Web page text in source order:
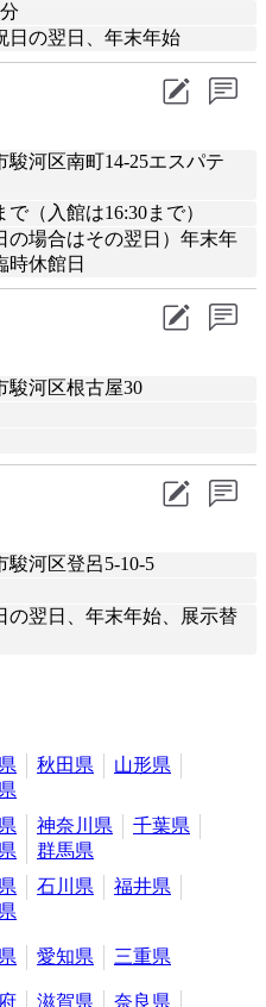
日の翌日、年末年始
駿河区南町14-25エスパテ
で（入館は16:30まで）
の場合はその翌日）年末年
時休館日
駿河区根古屋30
駿河区登呂5-10-5
の翌日、年末年始、展示替
秋田県
山形県
神奈川県
千葉県
群馬県
石川県
福井県
愛知県 三重県
滋賀県 奈良県